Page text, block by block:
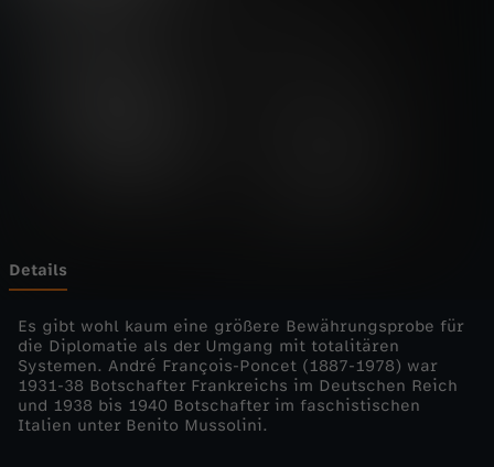
d
r
é
F
Details
Es gibt wohl kaum eine größere Bewährungsprobe für
die Diplomatie als der Umgang mit totalitären
Systemen. André François-Poncet (1887-1978) war
1931-38 Botschafter Frankreichs im Deutschen Reich
und 1938 bis 1940 Botschafter im faschistischen
Italien unter Benito Mussolini.